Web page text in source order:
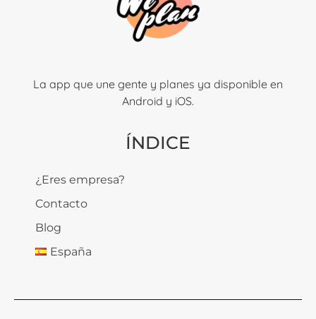
La app que une gente y planes ya disponible en
Android y iOS.
ÍNDICE
¿Eres empresa?
Contacto
Blog
España